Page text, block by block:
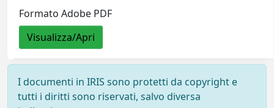
Formato Adobe PDF
Visualizza/Apri
I documenti in IRIS sono protetti da copyright e
tutti i diritti sono riservati, salvo diversa